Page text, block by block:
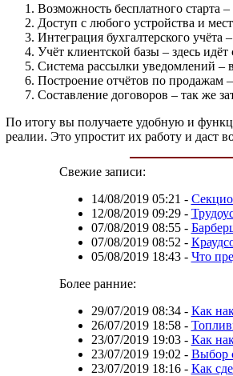
Возможность бесплатного старта
Доступ с любого устройства и
Интеграция бухгалтерского
Учёт клиентской базы – здесь
Система рассылки уведомлений –
Построение отчётов по продажам
Составление договоров – так же
По итогу вы получаете удобную и
реалии. Это упростит их работу и даст
Свежие записи:
14/08/2019 05:21 -
12/08/2019 09:29-
07/08/2019 08:55-
07/08/2019 08:52 -
05/08/2019 18:43- Что
Более ранние:
29/07/2019 08:34- Как
26/07/2019 18:58-
23/07/2019 19:03- Как
23/07/2019 19:02 - Выбор
23/07/2019 18:16- Как